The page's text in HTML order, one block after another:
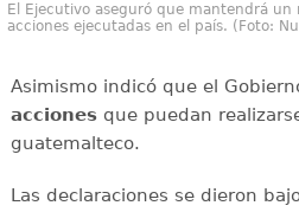
El Ejecutivo aseguró que mantendrá
acciones ejecutadas en el país. (Foto:
Asimismo indicó que el
accionesque puedan
guatemalteco.
Las declaraciones se dieron